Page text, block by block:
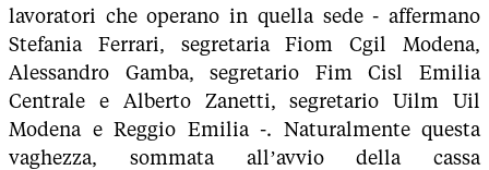
lavoratori che operano in quella sede - affermano
Stefania Ferrari, segretaria Fiom Cgil Modena,
Alessandro Gamba, segretario Fim Cisl Emilia
Centrale e Alberto Zanetti, segretario Uilm Uil
Modena e Reggio Emilia -. Naturalmente questa
vaghezza, sommata all’avvio della cassa